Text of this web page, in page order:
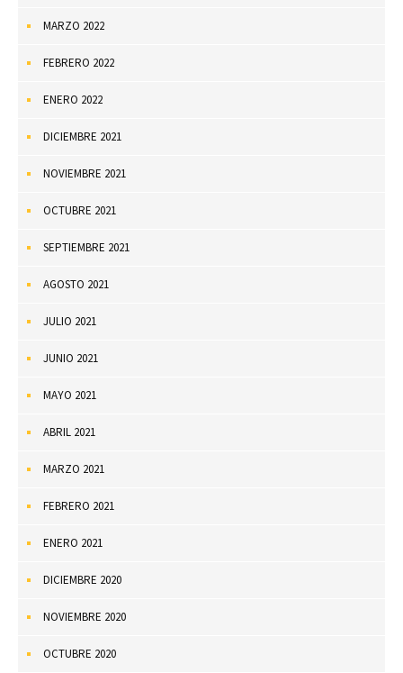
MARZO 2022
FEBRERO 2022
ENERO 2022
DICIEMBRE 2021
NOVIEMBRE 2021
OCTUBRE 2021
SEPTIEMBRE 2021
AGOSTO 2021
JULIO 2021
JUNIO 2021
MAYO 2021
ABRIL 2021
MARZO 2021
FEBRERO 2021
ENERO 2021
DICIEMBRE 2020
NOVIEMBRE 2020
OCTUBRE 2020